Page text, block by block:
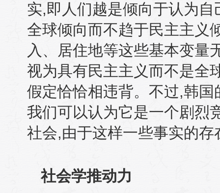
实,即人们越是倾向于认为
全球倾向而不趋于民主主义
入、居住地等这些基本变量
视为具有民主主义而不是全
假定恰恰相违背。不过,韩国
我们可以认为它是一个剧烈
社会,由于这样一些事实的存
社会学推动力